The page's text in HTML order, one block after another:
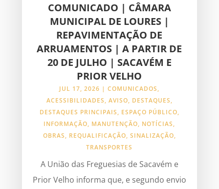
COMUNICADO | CÂMARA
MUNICIPAL DE LOURES |
REPAVIMENTAÇÃO DE
ARRUAMENTOS | A PARTIR DE
20 DE JULHO | SACAVÉM E
PRIOR VELHO
JUL 17, 2026 |COMUNICADOS,
ACESSIBILIDADES, AVISO, DESTAQUES,
DESTAQUES PRINCIPAIS, ESPAÇO PÚBLICO,
INFORMAÇÃO, MANUTENÇÃO, NOTÍCIAS,
OBRAS, REQUALIFICAÇÃO, SINALIZAÇÃO,
TRANSPORTES
A União das Freguesias de Sacavém e
Prior Velho informa que, e segundo envio